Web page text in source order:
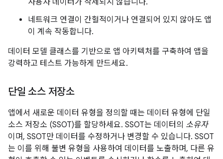
사용자 데이터가 삭제되지 않습니다.
네트워크 연결이 간헐적이거나 연결되어 있지 않아도 앱
이 계속 작동합니다.
데이터 모델 클래스를 기반으로 앱 아키텍처를 구축하여 앱을
강력하고 테스트 가능하게 만드세요.
단일 소스 저장소
앱에서 새로운 데이터 유형을 정의할 때는 데이터 유형에 단일
소스 저장소 (SSOT)를 할당하세요. SSOT는 데이터의 소유자
이며, SSOT만 데이터를 수정하거나 변경할 수 있습니다. SSOT
는 이를 위해 불변 유형을 사용하여 데이터를 노출하며, 다른 유